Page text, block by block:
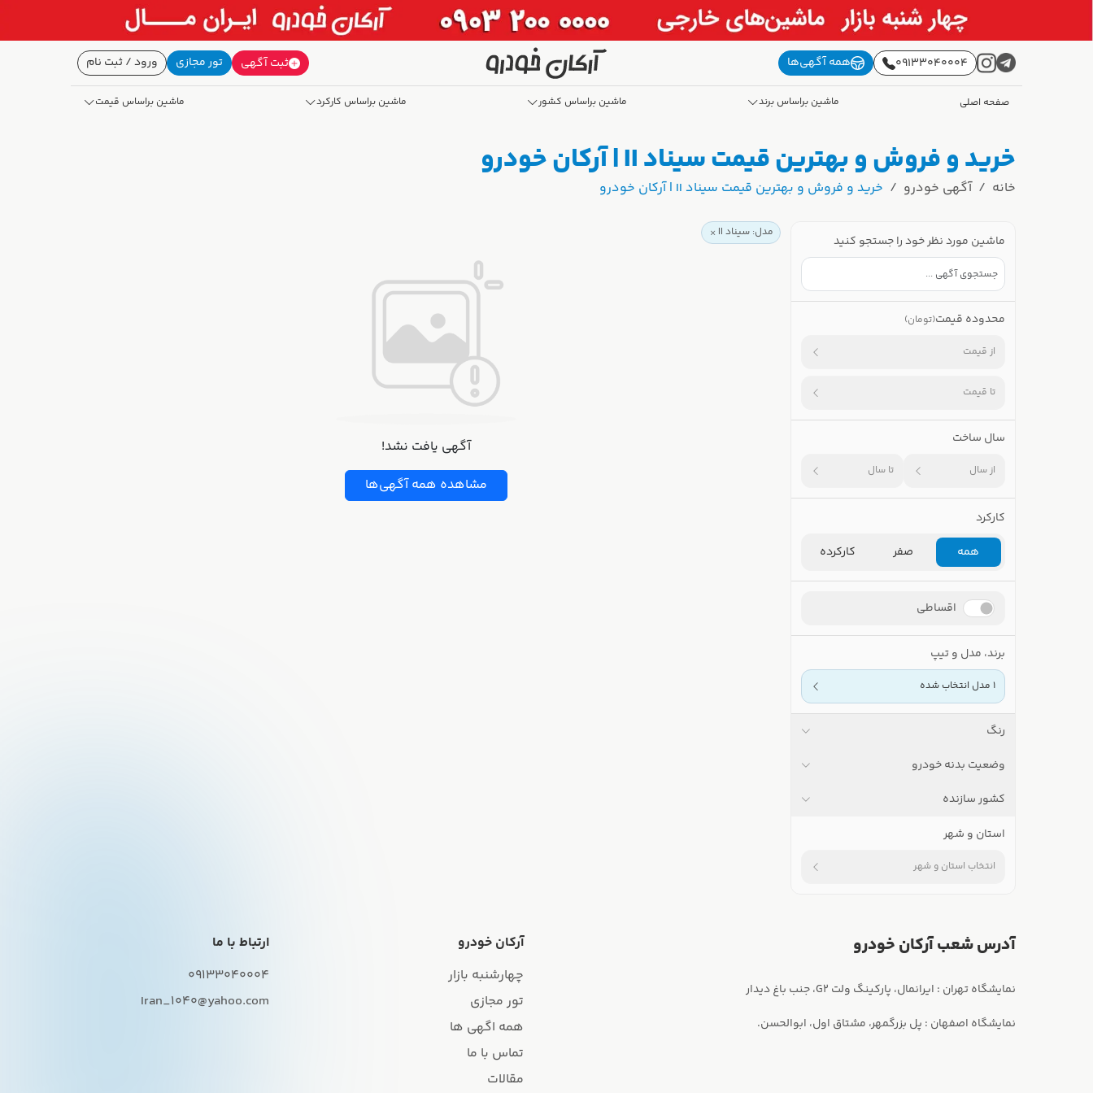
09133040004 همه آگهی‌ها ثبت آگهی تور مجازی ورود / ثبت نام
صفحه اصلی ماشین براساس برند ماشین براساس کشور ماشین براساس کارکرد ماشین براساس قیمت
خرید و فروش و بهترین قیمت سیناد II | آرکان خودرو
خانه آگهی خودرو خرید و فروش و بهترین قیمت سیناد II | آرکان خودرو
ماشین مورد نظر خود را جستجو کنید
محدوده قیمت(تومان)
از قیمت
تا قیمت
سال ساخت
از سال تا سال
کارکرد
همه
صفر کارکرده
اقساطی
برند، مدل و تیپ
1 مدل انتخاب شده
رنگ
وضعیت بدنه خودرو
کشور سازنده
استان و شهر
انتخاب استان و شهر
مدل: سیناد II
آگهی یافت نشد!
مشاهده همه آگهی‌ها
آدرس شعب آرکان خودرو
نمایشگاه اصفهان : پل بزرگمهر، مشتاق اول، ابوالحسن.
آرکان خودرو
چهارشنبه بازار
تور مجازی
همه اگهی ها
تماس با ما
مقالات
ارتباط با ما
09133040004
Iran_1040@yahoo.com